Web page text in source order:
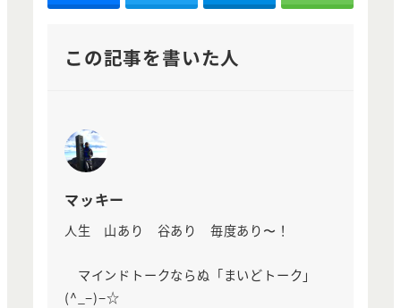
この記事を書いた人
マッキー
人生 山あり 谷あり 毎度あり〜！
マインドトークならぬ「まいどトーク」
(^_−)−☆